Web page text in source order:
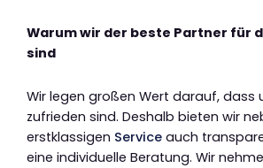
Warum wir der beste Partner für
sind
Wir legen großen Wert darauf, dass
zufrieden sind. Deshalb bieten wir
erstklassigen Service auch
eine individuelle Beratung. Wir